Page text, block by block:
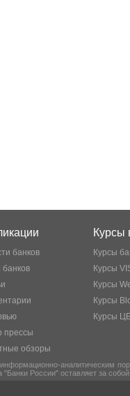
банков
банков
прессы
обзоры
Курсы
Курсы
Курсы
Курсы
Курсы
Курсы
аналитическим
России" оставляет за